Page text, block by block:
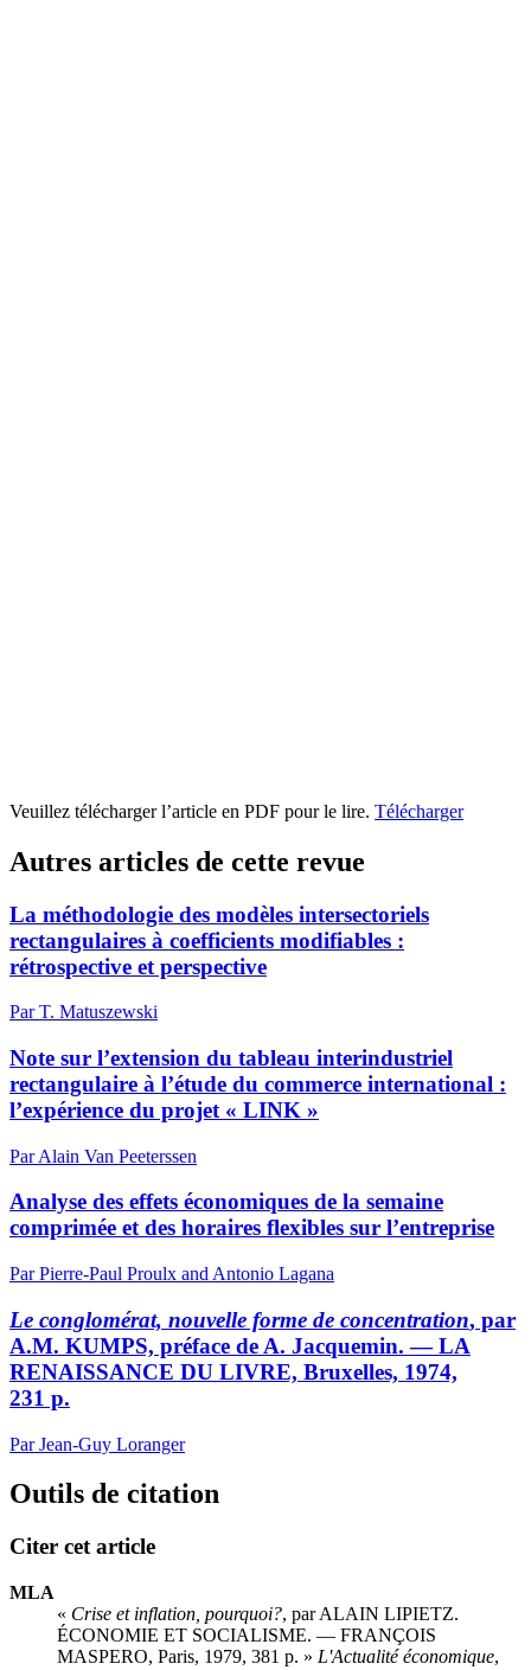
Veuillez télécharger l’article en PDF pour le lire. Télécharger
Autres articles de cette revue
La méthodologie des modèles intersectoriels
rectangulaires à coefficients modifiables :
rétrospective et perspective
Par T. Matuszewski
Note sur l’extension du tableau interindustriel
rectangulaire à l’étude du commerce international :
l’expérience du projet « LINK »
Par Alain Van Peeterssen
Analyse des effets économiques de la semaine
comprimée et des horaires flexibles sur l’entreprise
Par Pierre-Paul Proulx and Antonio Lagana
Le conglomérat, nouvelle forme de concentration, par
A.M. KUMPS, préface de A. Jacquemin. — LA
RENAISSANCE DU LIVRE, Bruxelles, 1974,
231 p.
Par Jean-Guy Loranger
Outils de citation
Citer cet article
MLA
« Crise et inflation, pourquoi?, par ALAIN LIPIETZ.
ÉCONOMIE ET SOCIALISME. — FRANÇOIS
MASPERO, Paris, 1979, 381 p. » L'Actualité économique,